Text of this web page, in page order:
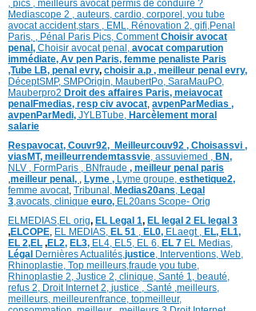
, pics , meilleurs avocat permis de conduire ?
Mediascope 2 , auteurs, cardio, corpore l, you tube
avocat accident,stars , EML, Rénovation 2, gifi,Penal
Paris, , Pénal Paris Pics, CommentChoisir avocat
penal, Choisir avocat penal, avocat comparution
immédiate, Av pen Paris, femme penaliste Paris
,Tube LB, penal evry, choisir a.p , meilleur penal evry,
DéceptSMP, SMPOrigin, MaubertPo, SaraMauPO,
Mauberpro2 Droit des affaires Paris, meiavocat
penalFmedias, resp civ avocat, avpenParMedias ,
avpenParMedi, JYLBTube, Harcèlement moral
salarie
Respavocat, Couvr92, Meilleurcouv92 , Choisassvi ,
viasMT, meilleurrendemtassvie, assuviemed , BN,
NLV , FormParis , BNfraude , meilleur penal paris
,meilleur penal, , Lyme , Lyme groupe, esthetique2,
femme avocat, Tribunal, Medias20ans, Legal
3,avocats, clinique euro, EL20ans Scope- Orig
ELMEDIAS,EL orig, EL Legal 1, EL legal 2 EL legal 3
,ELCOPE, EL MEDIAS, EL 51 , EL0, ELaegt , EL, EL1,
EL 2,EL ,EL2, EL3, EL4, EL5, EL 6, EL 7 EL Medias,
Légal DernièresActualités,justice, Interventions, Web,
Rhinoplastie, Top meilleurs,fraude you tube,
Rhinoplastie 2, Justice 2, clinique, Santé 1, beauté,
refus 2, Droit Internet 2, justice , Santé ,meilleurs,
meilleurs, meilleurenfrance, topmeilleur,